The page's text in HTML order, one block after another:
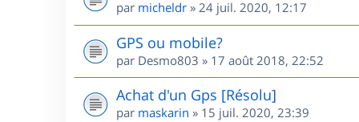
par micheldr » 24 juil. 2020, 12:17
GPS ou mobile?
par Desmo803 » 17 août 2018, 22:52
Achat d'un Gps [Résolu]
par maskarin » 15 juil. 2020, 23:39